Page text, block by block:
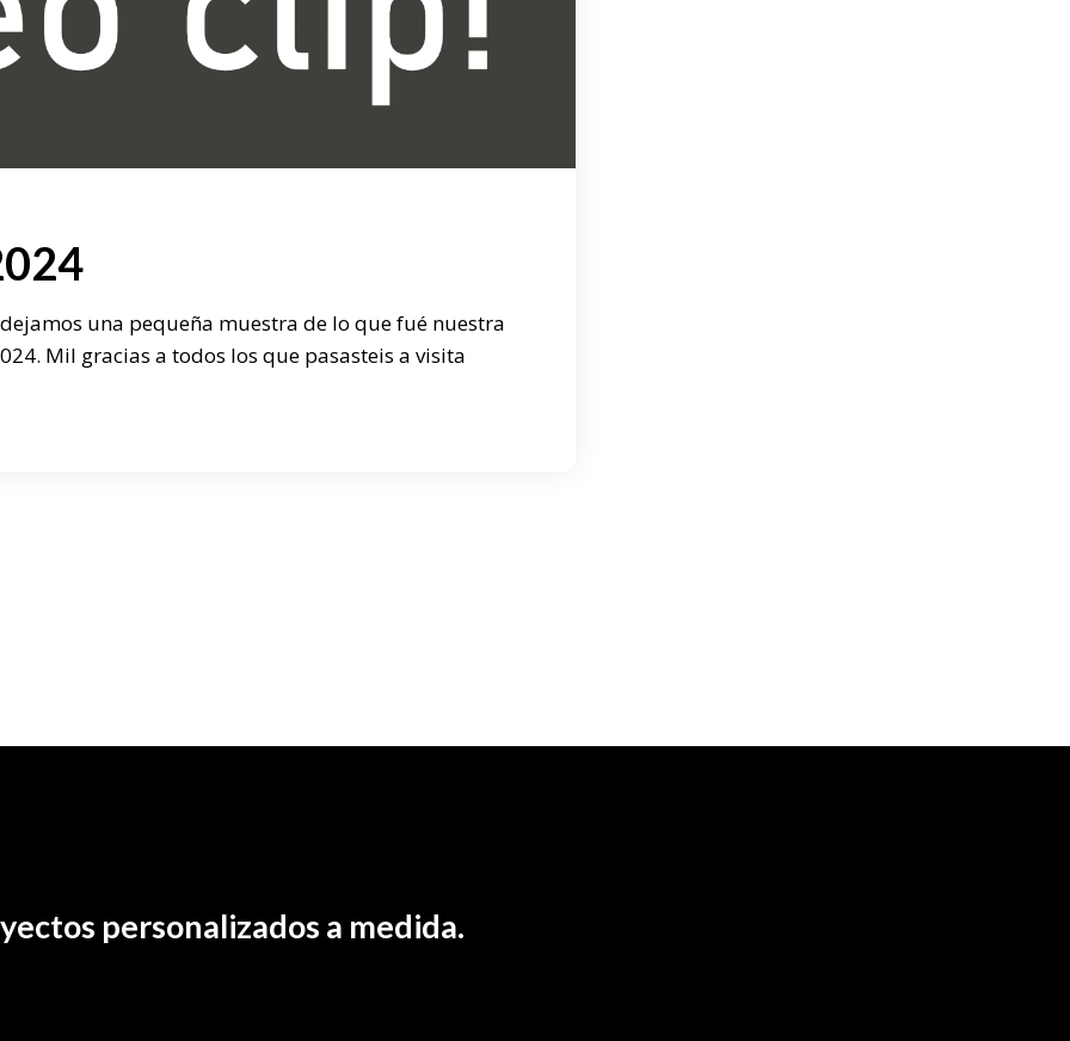
una pequeña muestra de lo que fué nuestra
Mil gracias a todos los que pasasteis a visita
personalizados a medida.